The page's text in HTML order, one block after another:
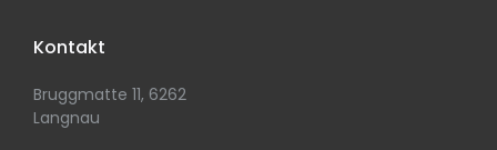
Kontakt
Bruggmatte 11, 6262
Langnau